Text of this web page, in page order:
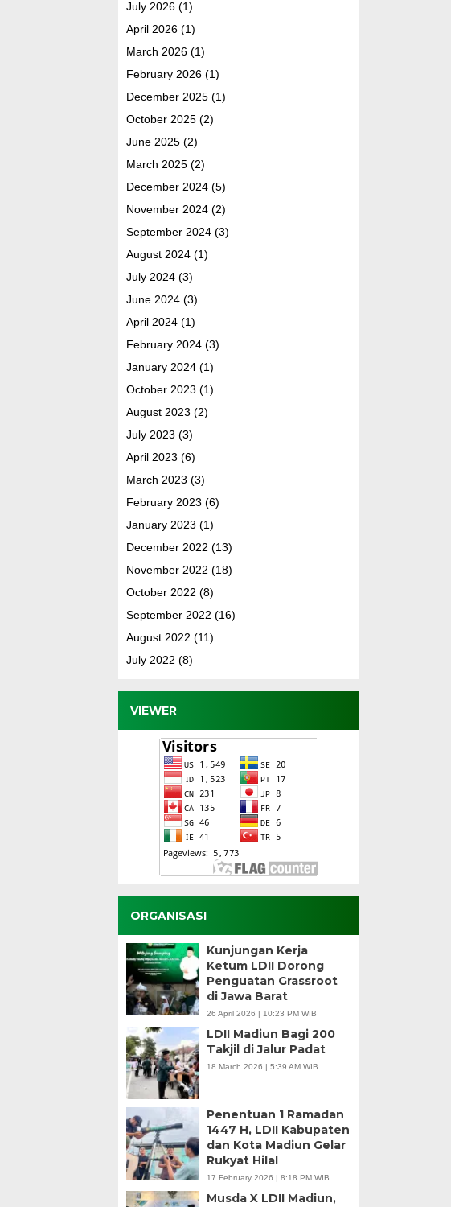
July 2026(1)
April 2026(1)
March 2026(1)
February 2026(1)
December 2025(1)
October 2025(2)
June 2025(2)
March 2025(2)
December 2024(5)
November 2024(2)
September 2024(3)
August 2024(1)
July 2024(3)
June 2024(3)
April 2024(1)
February 2024(3)
January 2024(1)
October 2023 (1)
August 2023 (2)
July 2023 (3)
April 2023 (6)
March 2023 (3)
February 2023 (6)
January 2023 (1)
December 2022 (13)
November 2022 (18)
October 2022 (8)
September 2022 (16)
August 2022 (11)
July 2022 (8)
VIEWER
ORGANISASI
Kunjungan Kerja
Ketum LDII Dorong
Penguatan Grassroot
di Jawa Barat
26 April 2026 | 10:23 PM WIB
LDII Madiun Bagi 200
Takjil di Jalur Padat
18 March 2026 | 5:39 AM WIB
Penentuan 1 Ramadan
1447 H, LDII Kabupaten
dan Kota Madiun Gelar
Rukyat Hilal
17 February 2026 | 8:18 PM WIB
Musda X LDII Madiun,